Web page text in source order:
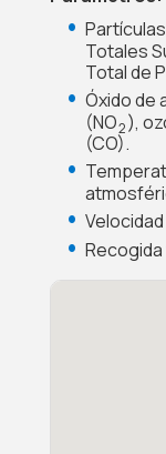
Totales
Total de
Óxido de
(NO2),
(CO).